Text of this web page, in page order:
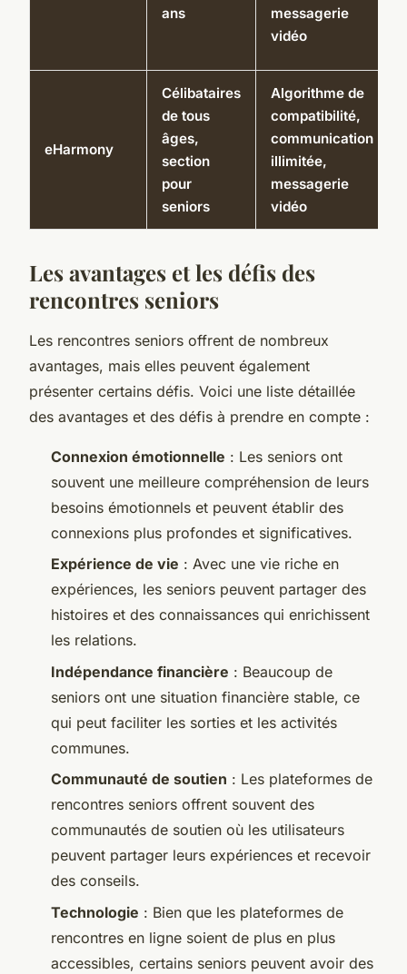
ans
messagerie
vidéo
eHarmony
Célibataires
de tous
âges,
section
pour
seniors
Algorithme de
compatibilité,
communication
illimitée,
messagerie
vidéo
Les avantages et les défis des
rencontres seniors
Les rencontres seniors offrent de nombreux
avantages, mais elles peuvent également
présenter certains défis. Voici une liste détaillée
des avantages et des défis à prendre en compte :
Connexion émotionnelle : Les seniors ont
souvent une meilleure compréhension de leurs
besoins émotionnels et peuvent établir des
connexions plus profondes et significatives.
Expérience de vie : Avec une vie riche en
expériences, les seniors peuvent partager des
histoires et des connaissances qui enrichissent
les relations.
Indépendance financière : Beaucoup de
seniors ont une situation financière stable, ce
qui peut faciliter les sorties et les activités
communes.
Communauté de soutien : Les plateformes de
rencontres seniors offrent souvent des
communautés de soutien où les utilisateurs
peuvent partager leurs expériences et recevoir
des conseils.
Technologie : Bien que les plateformes de
rencontres en ligne soient de plus en plus
accessibles, certains seniors peuvent avoir des